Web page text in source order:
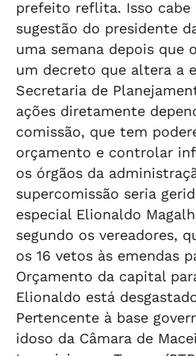
prefeito reflita. Isso cabe
sugestão do presidente
uma semana depois que
um decreto que altera a
Secretaria de
ações diretamente
comissão, que tem
orçamento e controlar
os órgãos da
supercomissão seria
especial Elionaldo
segundo os vereadores,
os 16 vetos às emendas
Orçamento da capital
Elionaldo está
Pertencente à base
idoso da Câmara de